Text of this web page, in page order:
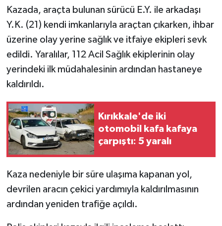
Kazada, araçta bulunan sürücü E.Y. ile arkadaşı
Y.K. (21) kendi imkanlarıyla araçtan çıkarken, ihbar
üzerine olay yerine sağlık ve itfaiye ekipleri sevk
edildi. Yaralılar, 112 Acil Sağlık ekiplerinin olay
yerindeki ilk müdahalesinin ardından hastaneye
kaldırıldı.
Kırıkkale'de iki
otomobil kafa kafaya
çarpıştı: 5 yaralı
Kaza nedeniyle bir süre ulaşıma kapanan yol,
devrilen aracın çekici yardımıyla kaldırılmasının
ardından yeniden trafiğe açıldı.